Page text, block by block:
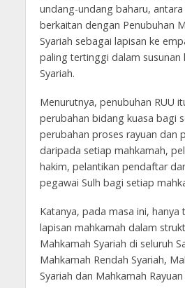
undang-undang baharu,
berkaitan dengan Penubuhan
Syariah sebagai lapisan ke
paling tertinggi dalam susunan
Syariah.
Menurutnya, penubuhan RUU
perubahan bidang kuasa bagi
perubahan proses rayuan dan
daripada setiap mahkamah,
hakim, pelantikan pendaftar
pegawai Sulh bagi setiap
Katanya, pada masa ini,
lapisan mahkamah dalam
Mahkamah Syariah di seluruh
Mahkamah Rendah Syariah,
Syariah dan Mahkamah Rayuan